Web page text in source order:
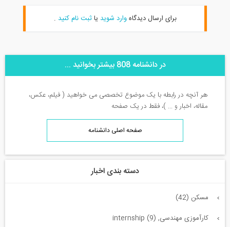
برای ارسال دیدگاهوارد شویدیاثبت نام کنید.
در دانشنامه 808 بیشتر بخوانید ...
هر آنچه در رابطه با یک موضوع تخصصی می خواهید ( فیلم، عکس،
مقاله، اخبار و ... )، فقط در یک صفحه
صفحه اصلی دانشنامه
دسته بندی اخبار
مسکن (42)
کارآموزی مهندسی, internship (9)